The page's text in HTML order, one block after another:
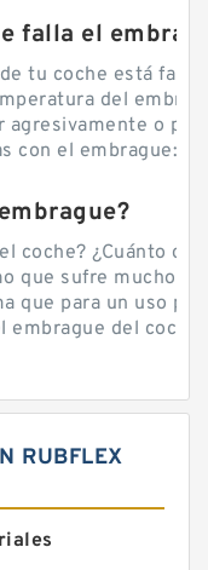
tu coche está
del
agresivamente o
con el embrague:
coche? ¿Cuánto
que sufre mucho
que para un uso
embrague del
RUBFLEX